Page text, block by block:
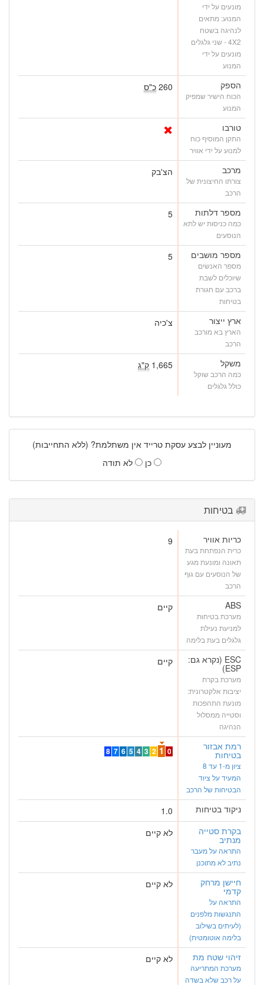
מונעים על ידי
המנוע: מתאים
לנהיגה בשטח
4X2 - שני גלגלים
מונעים על ידי
המנוע
הספק
הכוח הישיר שמפיק
המנוע
260 כ"ס
טורבו
התקן המוסיף כוח
למנוע על ידי אוויר
מרכב
צורתו החיצונית של
הרכב
הצ'בק
מספר דלתות
כמה כניסות יש לתא
הנוסעים
5
מספר מושבים
מספר האנשים
שיוכלים לשבת
ברכב עם חגורת
בטיחות
5
ארץ ייצור
הארץ בא מורכב
הרכב
צ'כיה
משקל
כמה הרכב שוקל
כולל גלגלים
1,665 ק"ג
מעוניין לבצע עסקת טרייד אין משתלמת? (ללא התחייבות)
כן
לא תודה
בטיחות
כריות אוויר
כרית הנפתחת בעת
תאונה ומונעת מגע
של הנוסעים עם גוף
הרכב
9
ABS
מערכת בטיחות
למניעת נעילת
גלגלים בעת בלימה
קיים
ESC (נקרא גם:
ESP)
מערכת בקרת
יציבות אלקטרונית:
מונעת התהפכות
וסטייה ממסלול
הנהיגה
קיים
רמת אבזור
בטיחות
ציון מ-1 עד 8
המעיד על ציוד
הבטיחות של הרכב
0
1
2
3
4
5
6
7
8
ניקוד בטיחות
1.0
בקרת סטייה
מנתיב
התראה על מעבר
נתיב לא מתוכנן
לא קיים
חיישן מרחק
קדמי
התראה על
התנגשות מלפנים
(לעיתים בשילוב
בלימה אוטומטית)
לא קיים
זיהוי שטח מת
מערכת המתריעה
על רכב שלא בשדה
לא קיים